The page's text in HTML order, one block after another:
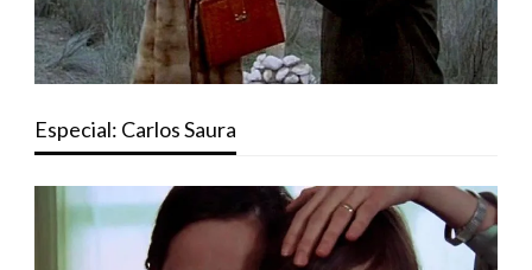
Especial: Carlos Saura